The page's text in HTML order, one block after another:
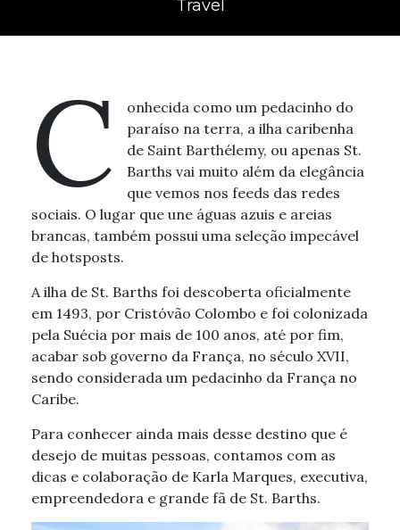
Travel
C
onhecida como um pedacinho do
paraíso na terra, a ilha caribenha
de Saint Barthélemy, ou apenas St.
Barths vai muito além da elegância
que vemos nos feeds das redes
sociais. O lugar que une águas azuis e areias
brancas, também possui uma seleção impecável
de hotsposts.
A ilha de St. Barths foi descoberta oficialmente
em 1493, por Cristóvão Colombo e foi colonizada
pela Suécia por mais de 100 anos, até por fim,
acabar sob governo da França, no século XVII,
sendo considerada um pedacinho da França no
Caribe.
Para conhecer ainda mais desse destino que é
desejo de muitas pessoas, contamos com as
dicas e colaboração de Karla Marques, executiva,
empreendedora e grande fã de St. Barths.